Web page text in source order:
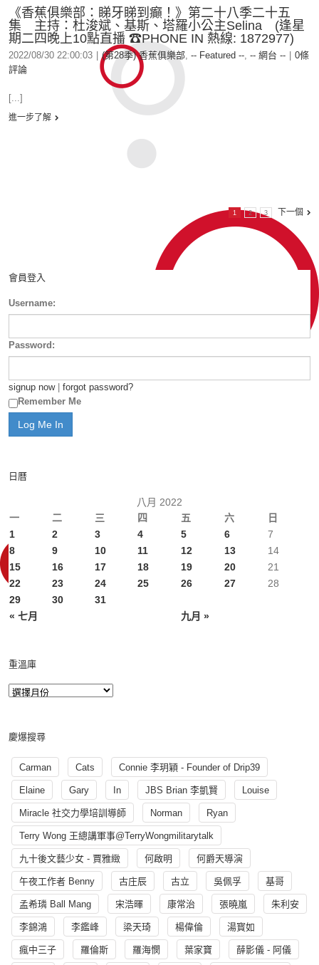
《香蕉俱樂部：睇牙睇到癲！》第二十八季二十五
集 主持：杜浚斌、基斯、塔羅小公主Selina (逢星
期二四晚上10點直播 ☎PHONE IN 熱線: 1872977)
2022/08/30 22:00:03 (第28季) 香蕉俱樂部, -- Featured --, -- 網台 --
0條
評論
[...]
進一步了解
1 2 3 下一個
會員登入
Username:
Password:
signup now| forgot password?
Remember Me
日曆
八月 2022
一
二 三 四 五 六 日
« 七月 九月 »
1 2 3 4 5 6
7
8
9 10 11 12 13
14
15
16 17 18 19 20
21
22
23 24 25 26 27
28
29
30 31
重溫庫
慶爆搜尋
Carman Cats Connie 李玥穎 - Founder of Drip39
Elaine Gary In JBS Brian 李凱賢 Louise
Miracle 社交力學培訓導師 Norman Ryan
Terry Wong 王總講軍事@TerryWongmilitarytalk
九十後文藝少女 - 賈雅緻 何啟明 何爵天導演
午夜工作者 Benny 古庄辰 古立 吳佩孚 基哥
孟希璘 Ball Mang 宋浩暉 康常治 張曉嵐 朱利安
李錦鴻 李鑑峰 梁天琦 楊偉倫 湯寳如
瘋中三子 羅倫斯 羅海憫 葉家寶 薛影儀 - 阿儀